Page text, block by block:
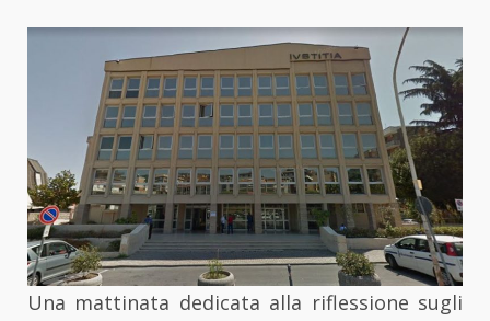
Una mattinata dedicata alla riflessione sugli